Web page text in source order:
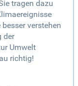
tragen dazu
verstehen
der
Umwelt
richtig!